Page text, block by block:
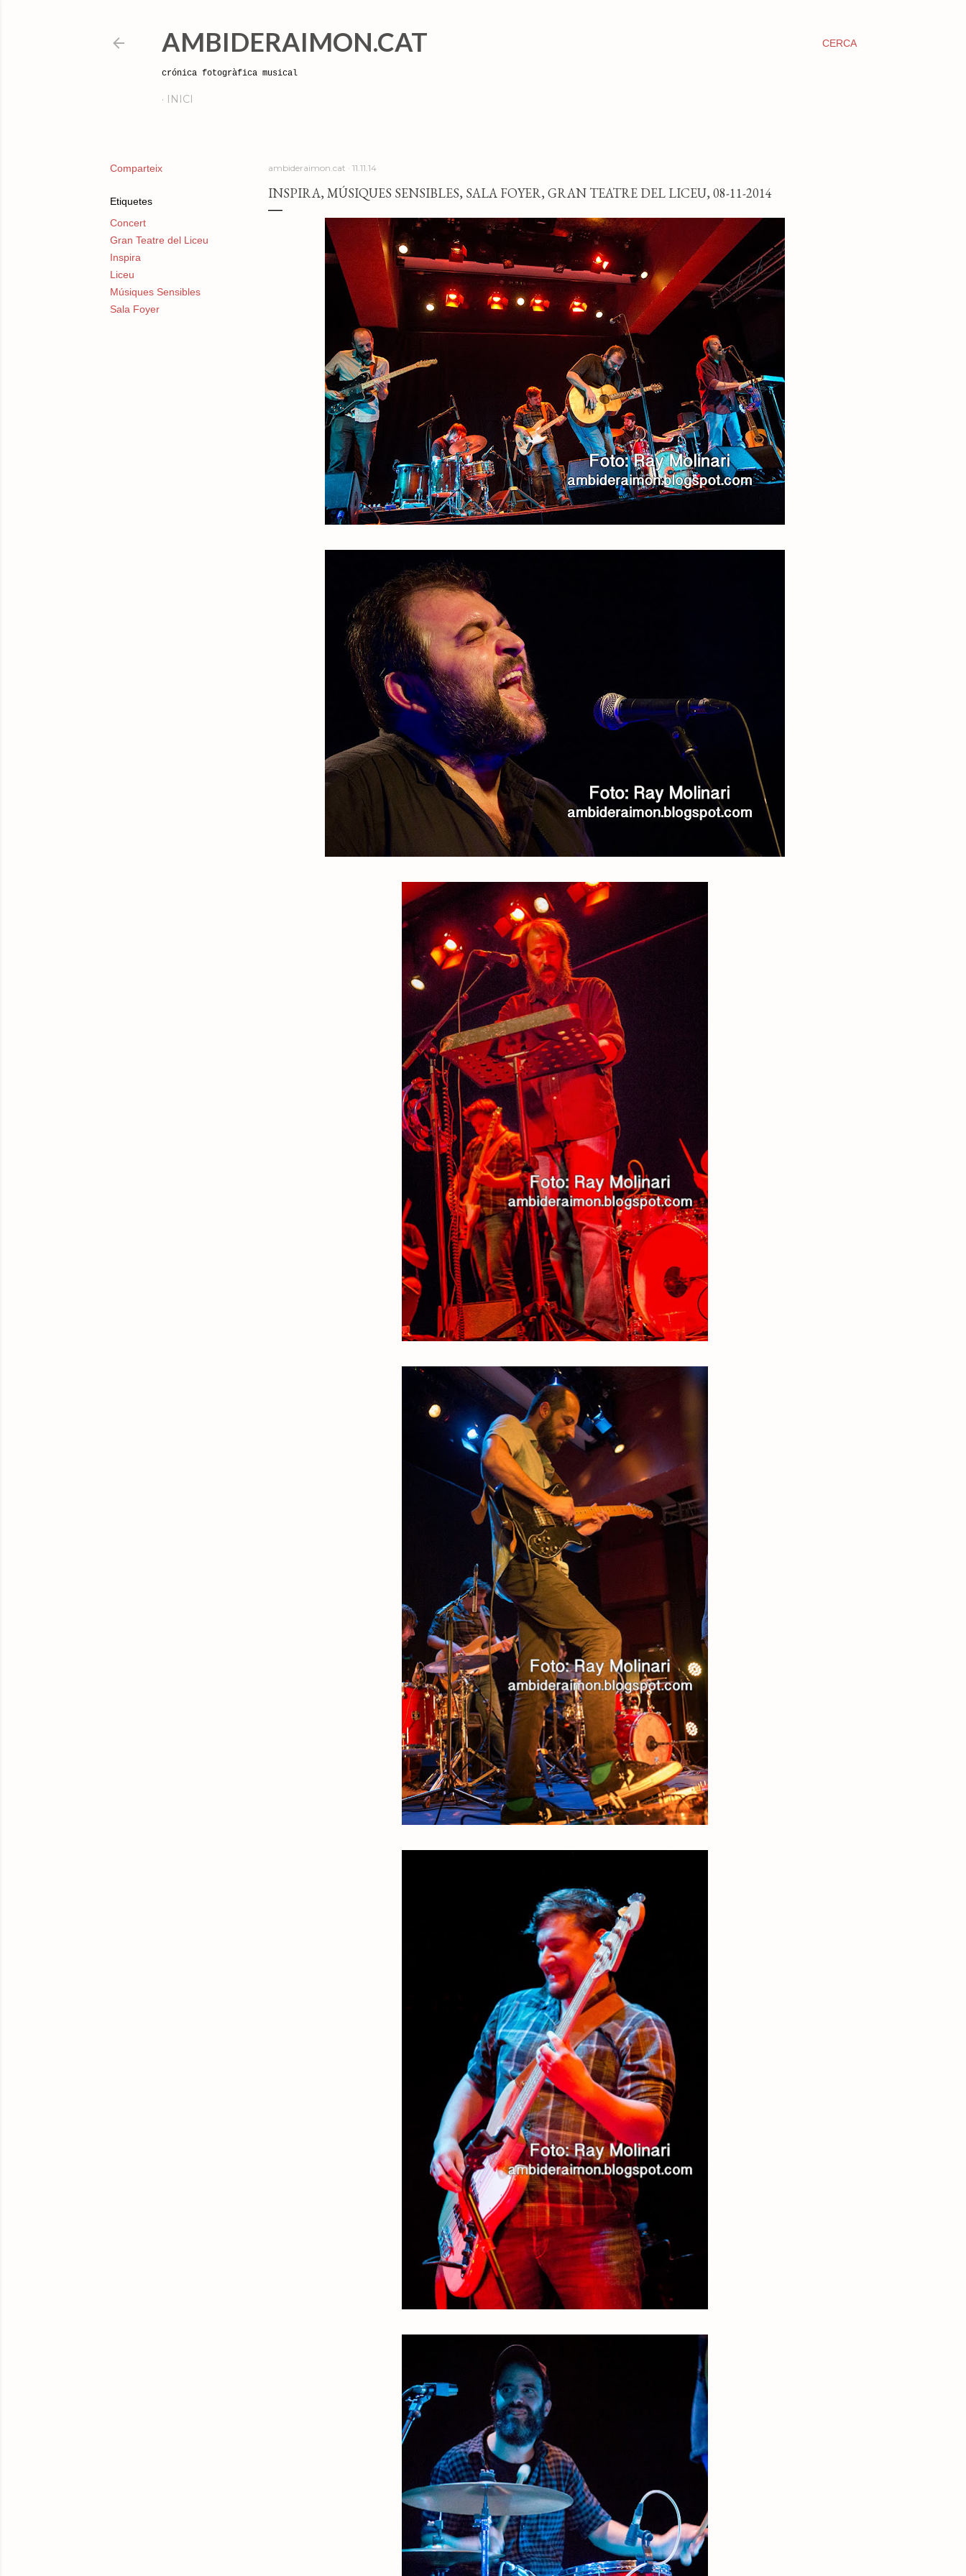
CERCA
AMBIDERAIMON.CAT
crónica fotogràfica musical
INICI
Comparteix
Etiquetes
Concert
Gran Teatre del Liceu
Inspira
Liceu
Músiques Sensibles
Sala Foyer
ambideraimon.cat 11.11.14
INSPIRA, MÚSIQUES SENSIBLES, SALA FOYER, GRAN TEATRE DEL LICEU, 08-11-2014